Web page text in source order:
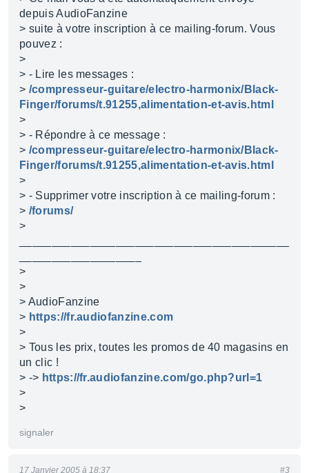
depuis AudioFanzine
> suite à votre inscription à ce mailing-forum. Vous
pouvez :
>
> - Lire les messages :
> /compresseur-guitare/electro-harmonix/Black-
Finger/forums/t.91255,alimentation-et-avis.html
>
> - Répondre à ce message :
> /compresseur-guitare/electro-harmonix/Black-
Finger/forums/t.91255,alimentation-et-avis.html
>
> - Supprimer votre inscription à ce mailing-forum :
> /forums/
>
>
>
> AudioFanzine
> https://fr.audiofanzine.com
>
> Tous les prix, toutes les promos de 40 magasins en
un clic !
> -> https://fr.audiofanzine.com/go.php?url=1
>
>
signaler
17 Janvier 2005 à 18:37 #3